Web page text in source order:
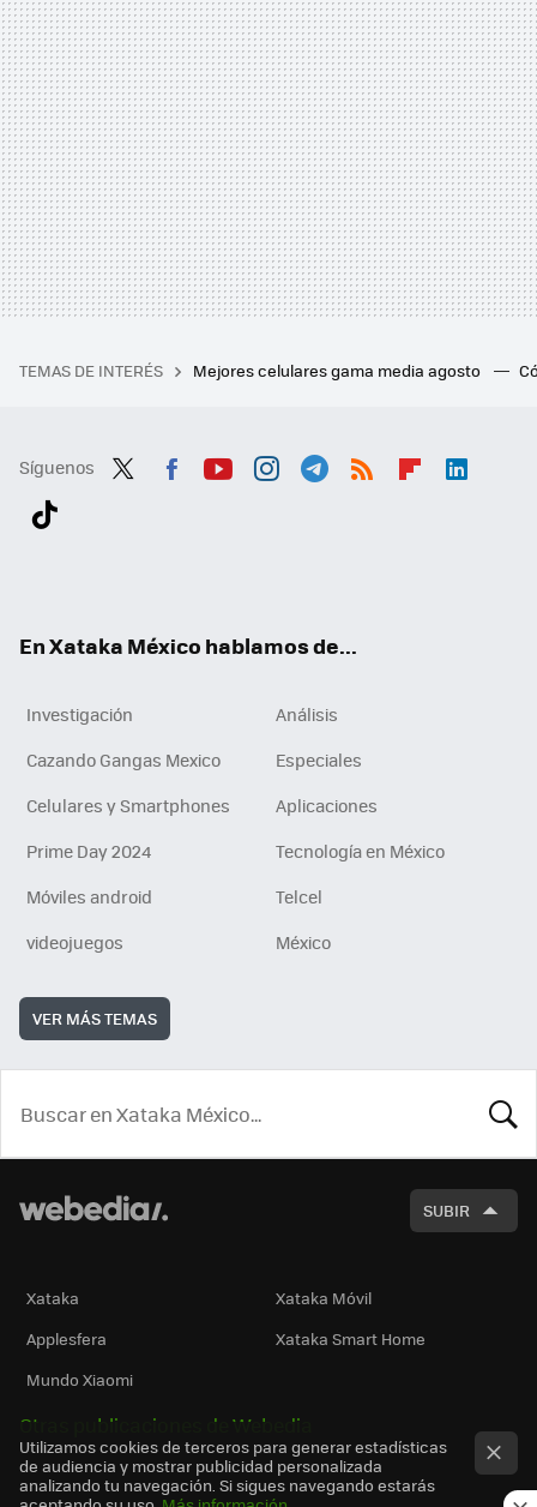
TEMAS DE INTERÉS Mejores celulares gama media agosto
Síguenos
En Xataka México hablamos de...
Investigación
Análisis
Cazando Gangas Mexico
Especiales
Celulares y Smartphones
Aplicaciones
Prime Day 2024
Tecnología en México
Móviles android
Telcel
videojuegos
México
VER MÁS TEMAS
SUBIR
Xataka
Xataka Móvil
Applesfera
Xataka Smart Home
Mundo Xiaomi
Otras publicaciones de Webedia
Utilizamos cookies de terceros para generar estadísticas
de audiencia y mostrar publicidad personalizada
analizando tu navegación. Si sigues navegando estarás